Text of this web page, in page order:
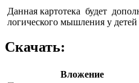
Данная картотека будет
логического мышления у детей
Скачать:
Вложение